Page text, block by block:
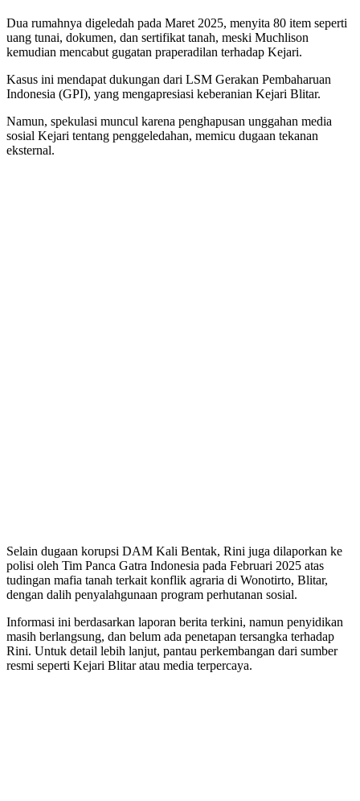
Dua rumahnya digeledah pada Maret 2025, menyita 80 item seperti
uang tunai, dokumen, dan sertifikat tanah, meski Muchlison
kemudian mencabut gugatan praperadilan terhadap Kejari.
Kasus ini mendapat dukungan dari LSM Gerakan Pembaharuan
Indonesia (GPI), yang mengapresiasi keberanian Kejari Blitar.
Namun, spekulasi muncul karena penghapusan unggahan media
sosial Kejari tentang penggeledahan, memicu dugaan tekanan
eksternal.
Selain dugaan korupsi DAM Kali Bentak, Rini juga dilaporkan ke
polisi oleh Tim Panca Gatra Indonesia pada Februari 2025 atas
tudingan mafia tanah terkait konflik agraria di Wonotirto, Blitar,
dengan dalih penyalahgunaan program perhutanan sosial.
Informasi ini berdasarkan laporan berita terkini, namun penyidikan
masih berlangsung, dan belum ada penetapan tersangka terhadap
Rini. Untuk detail lebih lanjut, pantau perkembangan dari sumber
resmi seperti Kejari Blitar atau media terpercaya.